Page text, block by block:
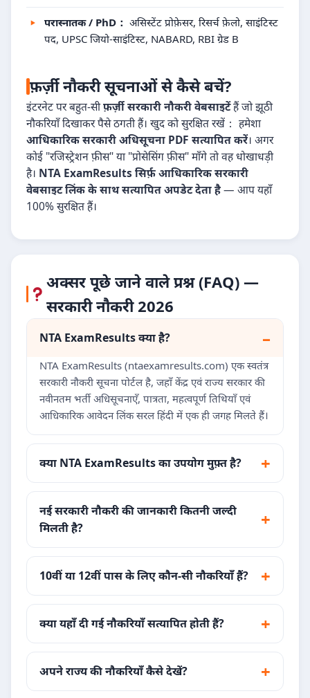
परास्नातक / PhD： असिस्टेंट प्रोफ़ेसर, रिसर्च फ़ेलो, साइंटिस्ट
पद, UPSC जियो-साइंटिस्ट, NABARD, RBI ग्रेड B
फ़र्ज़ी नौकरी सूचनाओं से कैसे बचें?
इंटरनेट पर बहुत-सीफ़र्ज़ी सरकारी नौकरी वेबसाइटेंहैं जो झूठी
नौकरियाँ दिखाकर पैसे ठगती हैं। खुद को सुरक्षित रखें： हमेशा
आधिकारिक सरकारी अधिसूचना PDF सत्यापित करें। अगर
कोई "रजिस्ट्रेशन फ़ीस" या "प्रोसेसिंग फ़ीस" माँगे तो वह धोखाधड़ी
है। NTA ExamResults सिर्फ़ आधिकारिक सरकारी
वेबसाइट लिंक के साथ सत्यापित अपडेट देता है— आप यहाँ
100% सुरक्षित हैं।
अक्सर पूछे जाने वाले प्रश्न (FAQ) —
सरकारी नौकरी 2026
NTA ExamResults क्या है?
NTA ExamResults (ntaexamresults.com) एक स्वतंत्र
सरकारी नौकरी सूचना पोर्टल है, जहाँ केंद्र एवं राज्य सरकार की
नवीनतम भर्ती अधिसूचनाएँ, पात्रता, महत्वपूर्ण तिथियाँ एवं
आधिकारिक आवेदन लिंक सरल हिंदी में एक ही जगह मिलते हैं।
क्या NTA ExamResults का उपयोग मुफ़्त है?
नई सरकारी नौकरी की जानकारी कितनी जल्दी
मिलती है?
10वीं या 12वीं पास के लिए कौन-सी नौकरियाँ हैं?
क्या यहाँ दी गई नौकरियाँ सत्यापित होती हैं?
अपने राज्य की नौकरियाँ कैसे देखें?